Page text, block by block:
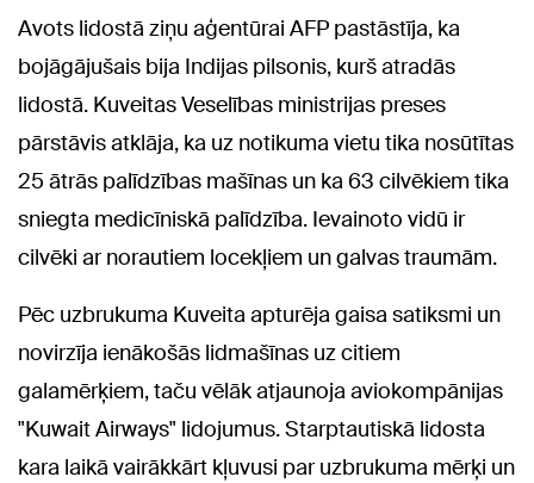
Avots lidostā ziņu aģentūrai AFP pastāstīja, ka
bojāgājušais bija Indijas pilsonis, kurš atradās
lidostā. Kuveitas Veselības ministrijas preses
pārstāvis atklāja, ka uz notikuma vietu tika nosūtītas
25 ātrās palīdzības mašīnas un ka 63 cilvēkiem tika
sniegta medicīniskā palīdzība. Ievainoto vidū ir
cilvēki ar norautiem locekļiem un galvas traumām.
Pēc uzbrukuma Kuveita apturēja gaisa satiksmi un
novirzīja ienākošās lidmašīnas uz citiem
galamērķiem, taču vēlāk atjaunoja aviokompānijas
"Kuwait Airways" lidojumus. Starptautiskā lidosta
kara laikā vairākkārt kļuvusi par uzbrukuma mērķi un